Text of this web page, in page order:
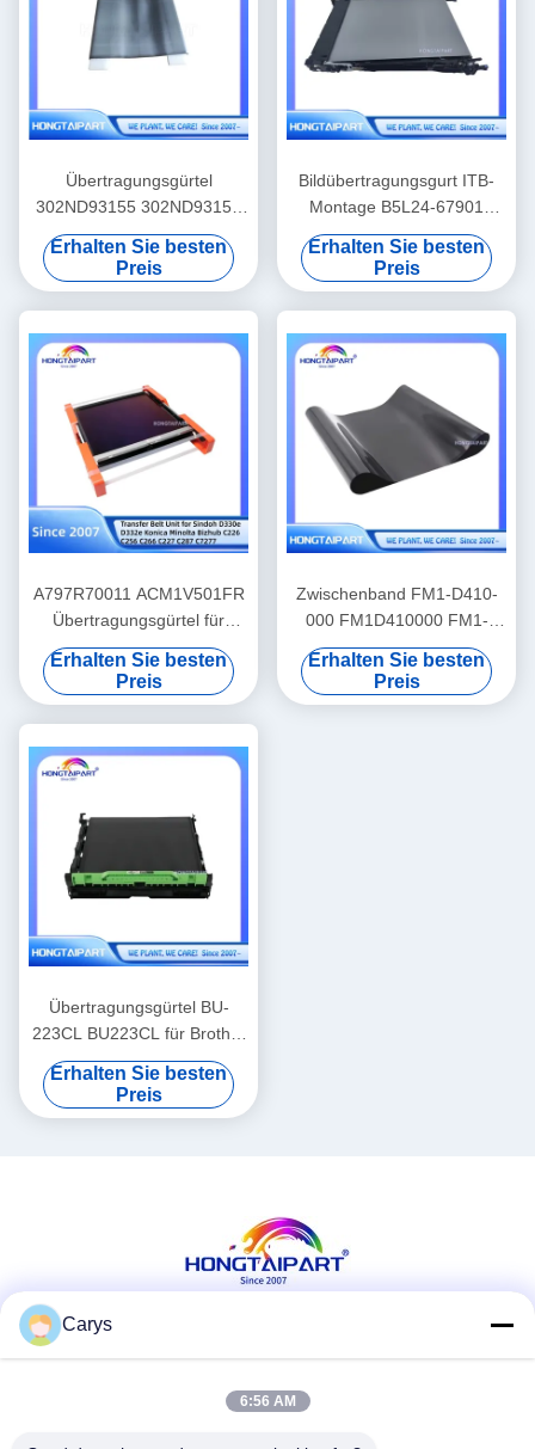
Übertragungsgürtel
302ND93155 302ND93150
TR8550 TR8350 Für
Kyocera Taskalfa 2552ci
2553ci 3252ci 3253ci 3552ci
4052ci 4053ci 5052ci 5053ci
6052ci 6053ci
Erhalten Sie besten
Preis
Bildübertragungsgurt ITB-
Montage B5L24-67901
RM2-6576-000 für H P M577
M578 M552 M553 M554
M555 Übertragungsgurt Kit
Erhalten Sie besten
Preis
A797R70011 ACM1V501FR
Übertragungsgürtel für
Sindoh D330e D332e und
Konica Minolta Bizhub C226
C256 C266 C227 C287
C7277 Drucker
Erhalten Sie besten
Preis
Zwischenband FM1-D410-
000 FM1D410000 FM1-
D410-010 für Canon C60
C700 C710 C710AC C800
C810 C910
Erhalten Sie besten
Preis
Übertragungsgürtel BU-
223CL BU223CL für Brother
HL-L3210CW HL-
L3230CDW HL-L3270CDW
HL-L3290CDW MFC-
Erhalten Sie besten
Preis
Carys
6:56 AM